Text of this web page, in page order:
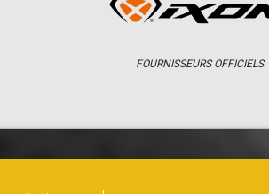
FOURNISSEURS OFFICIELS
CHAMPIONNAT